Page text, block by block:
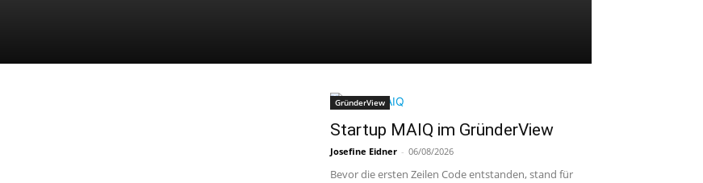
GründerView
Startup MAIQ im GründerView
Josefine Eidner - 06/08/2026
Bevor die ersten Zeilen Code entstanden, stand für